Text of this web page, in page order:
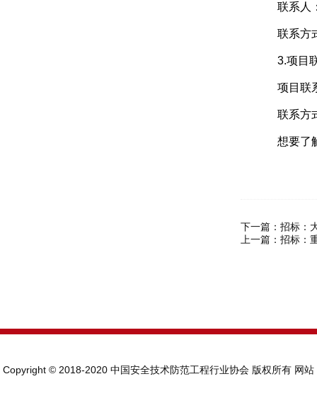
联系人
联系方式
3.项目联
项目联
联系方式
想要了解
下一篇： 招标：
上一篇： 招标：
Copyright © 2018-2020 中国安全技术防范工程行业协会 版权所有 网站